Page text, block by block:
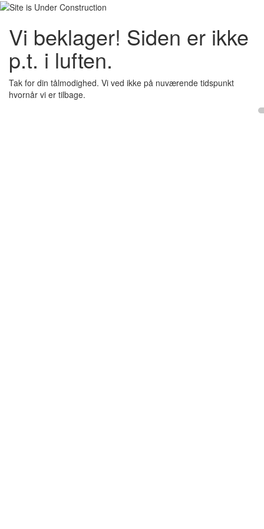
Vi beklager! Siden er ikke
p.t. i luften.
Tak for din tålmodighed. Vi ved ikke på nuværende tidspunkt
hvornår vi er tilbage.